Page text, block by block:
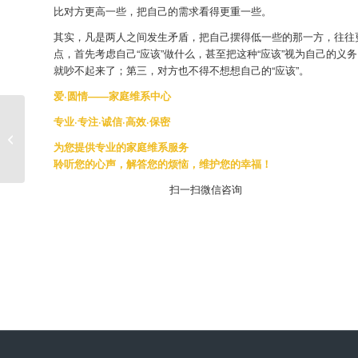
比对方更高一些，把自己的需求看得更重一些。
其实，凡是两人之间发生矛盾，把自己摆得低一些的那一方，往
点，首先考虑自己“应该”做什么，甚至把这种“应该”视为自己的
就吵不起来了；第三，对方也不得不想想自己的“应该”。
爱·圆情——家庭维系中心
专业·专注·诚信·高效·保密
为您提供专业的家庭维系服务
聆听您的心声，解答您的烦恼，维护您的幸福！
扫一扫微信咨询
夫妻离婚，心理问题是祸首